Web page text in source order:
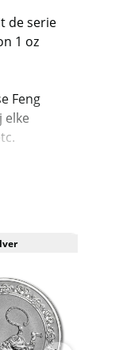
de serie
1 oz
Feng
elke